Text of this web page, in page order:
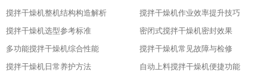
搅拌干燥机整机结构构造解析
搅拌干燥机作业效率提升技巧
搅拌干燥机选型参考标准
密闭式搅拌干燥机密封效果
多功能搅拌干燥机综合性能
搅拌干燥机常见故障与检修
搅拌干燥机日常养护方法
自动上料搅拌干燥机便捷功能